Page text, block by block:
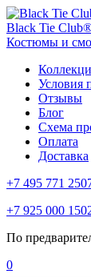
Black Tie
Костюмы и
Условия
Отзывы
Блог
Схема
Оплата
Доставка
+7 495 771
+7 925 000
По
0